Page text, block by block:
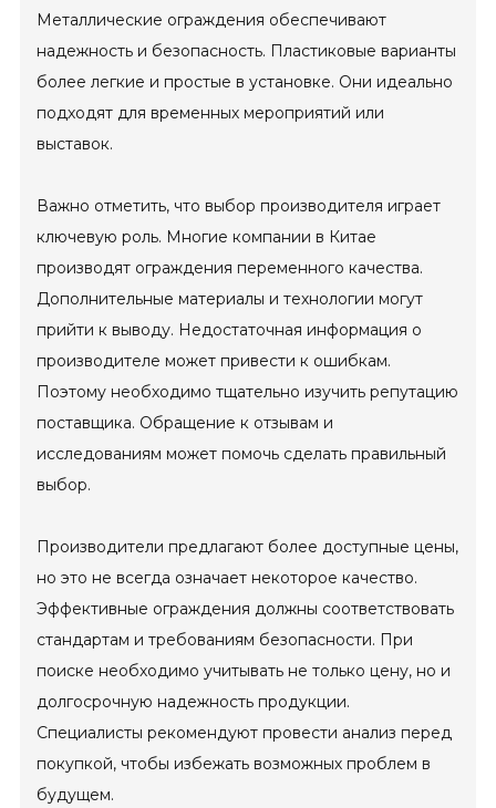
Металлические ограждения обеспечивают
надежность и безопасность. Пластиковые варианты
более легкие и простые в установке. Они идеально
подходят для временных мероприятий или
выставок.
Важно отметить, что выбор производителя играет
ключевую роль. Многие компании в Китае
производят ограждения переменного качества.
Дополнительные материалы и технологии могут
прийти к выводу. Недостаточная информация о
производителе может привести к ошибкам.
Поэтому необходимо тщательно изучить репутацию
поставщика. Обращение к отзывам и
исследованиям может помочь сделать правильный
выбор.
Производители предлагают более доступные цены,
но это не всегда означает некоторое качество.
Эффективные ограждения должны соответствовать
стандартам и требованиям безопасности. При
поиске необходимо учитывать не только цену, но и
долгосрочную надежность продукции.
Специалисты рекомендуют провести анализ перед
покупкой, чтобы избежать возможных проблем в
будущем.